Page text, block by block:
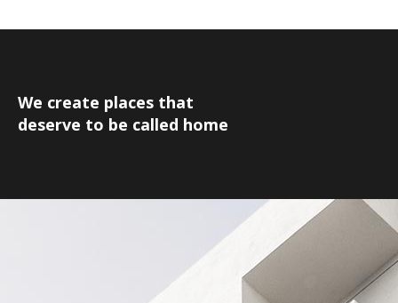
We create places that
deserve to be called home